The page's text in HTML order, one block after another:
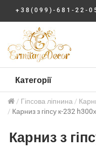
+38(099)-681-22-
Категорії
Гіпсова ліпнина
Карниз з гіпсу к-232
Карниз з